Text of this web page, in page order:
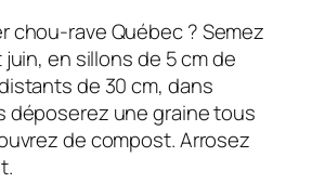
chou-rave Québec ? Semez
en sillons de 5 cm de
de 30 cm, dans
déposerez une graine tous
de compost. Arrosez